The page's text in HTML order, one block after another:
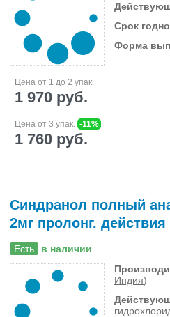
Срок
Форма
Цена от 1 до 2 упак.
1 970 руб.
Цена от 3 упак. -11%
1 760 руб.
Синдранол полный
2мг пролонг.
Есть в наличии
Индия)